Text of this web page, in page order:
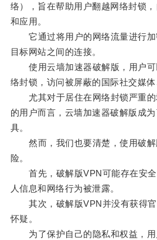
络），旨在帮助用户翻越网络封锁
和应用。
它通过将用户的网络流量进行加
目标网站之间的连接。
使用云墙加速器破解版，用户可
络封锁，访问被屏蔽的国际社交媒体
尤其对于居住在网络封锁严重的
的用户而言，云墙加速器破解版成
具。
然而，我们也要清楚，使用破解
险。
首先，破解版VPN可能存在安全
人信息和网络行为被泄露。
其次，破解版VPN并没有获得官
怀疑。
为了保护自己的隐私和权益，用